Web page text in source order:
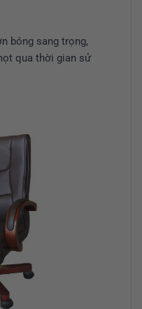
bóng sang trọng,
qua thời gian sử